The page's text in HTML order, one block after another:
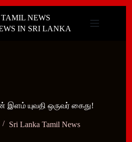
NEWS
IN SRI LANKA
யுவதி ஒருவர் கைது!
Sri Lanka Tamil News